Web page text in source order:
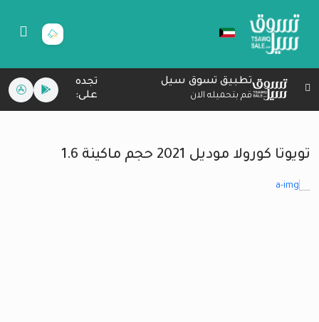
تطبيق تسوق سيل
قم بتحميله الان
تجده
على:
تويوتا كورولا موديل 2021 حجم ماكينة 1.6